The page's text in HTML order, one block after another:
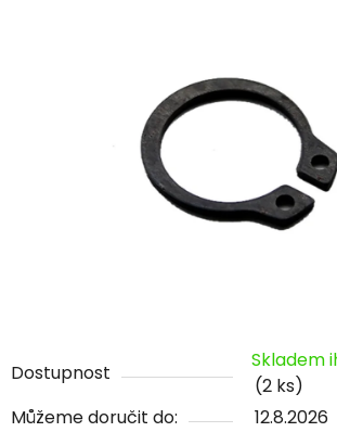
Dostupnost
Skladem
(2 ks)
Můžeme doručit do:
12.8.2026